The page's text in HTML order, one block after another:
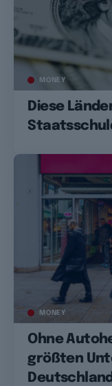
MONEY
Diese
MONEY
Ohne
größten
Deutschland